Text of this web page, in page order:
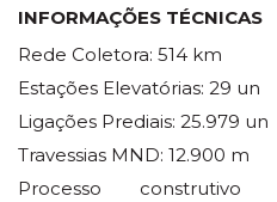
INFORMAÇÕES TÉCNICAS
Rede Coletora: 514 km
Estações Elevatórias: 29 un
Ligações Prediais: 25.979 un
Travessias MND: 12.900 m
Processo